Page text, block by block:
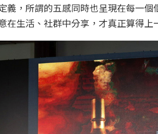
義，所謂的五感同時也呈現在每一
在生活、社群中分享，才真正算得上